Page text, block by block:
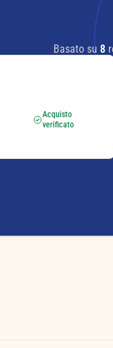
Basato su8
Acquisto
verificato